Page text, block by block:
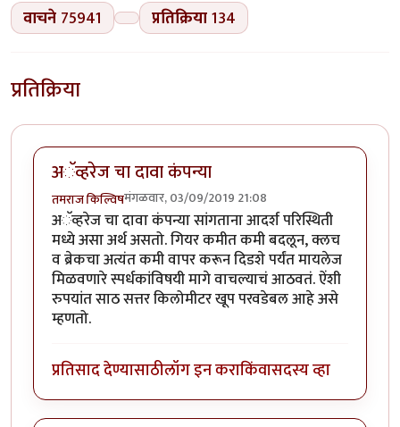
वाचने 75941 प्रतिक्रिया134
प्रतिक्रिया
अॅव्हरेज चा दावा कंपन्या
तमराज किल्विषमंगळवार, 03/09/2019 21:08
अॅव्हरेज चा दावा कंपन्या सांगताना आदर्श परिस्थिती
मध्ये असा अर्थ असतो. गियर कमीत कमी बदलून, क्लच
व ब्रेकचा अत्यंत कमी वापर करून दिडशे पर्यंत मायलेज
मिळवणारे स्पर्धकांविषयी मागे वाचल्याचं आठवतं. ऐंशी
रुपयांत साठ सत्तर किलोमीटर खूप परवडेबल आहे असे
म्हणतो.
प्रतिसाद देण्यासाठीलॉग इन कराकिंवासदस्य व्हा